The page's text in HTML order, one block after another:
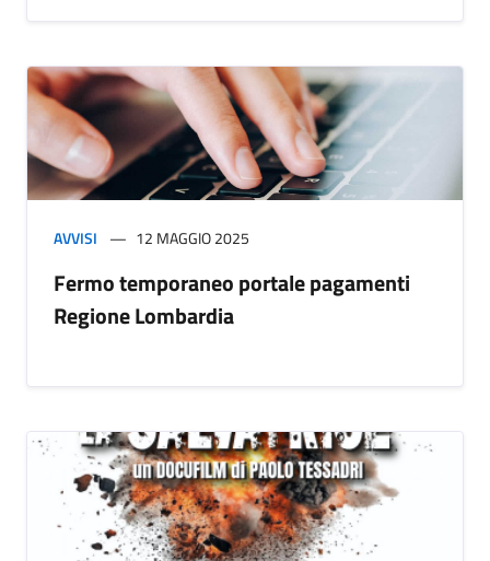
AVVISI 12 MAGGIO 2025
Fermo temporaneo portale pagamenti
Regione Lombardia